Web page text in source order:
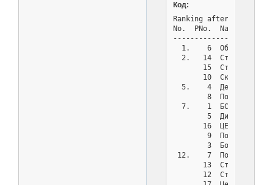
Код:
Ranking after round 5 of
No.  PNo.  Name
1.    6  Обл 1
2.   14  Стомат 4
15  Стомат обл
10  Скорая № 1
5.    4  Детская № 1
8  Поликлиника
7.    1  БСМП 8
5  Диагност.
16  ЦЕНТР СПИДА
9  Поликлиника
3  Больница 2
12.    7
13  Стомат 3
12  Станция